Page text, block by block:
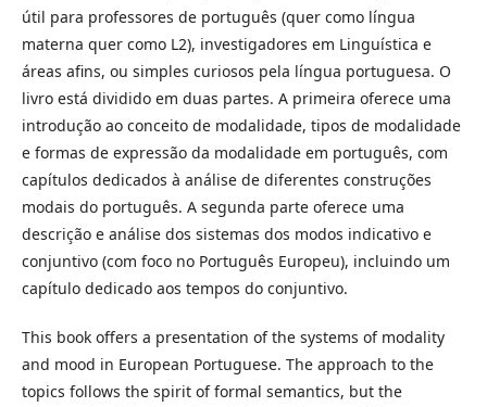
útil para professores de português (quer como língua
materna quer como L2), investigadores em Linguística e
áreas afins, ou simples curiosos pela língua portuguesa. O
livro está dividido em duas partes. A primeira oferece uma
introdução ao conceito de modalidade, tipos de modalidade
e formas de expressão da modalidade em português, com
capítulos dedicados à análise de diferentes construções
modais do português. A segunda parte oferece uma
descrição e análise dos sistemas dos modos indicativo e
conjuntivo (com foco no Português Europeu), incluindo um
capítulo dedicado aos tempos do conjuntivo.
This book offers a presentation of the systems of modality
and mood in European Portuguese. The approach to the
topics follows the spirit of formal semantics, but the